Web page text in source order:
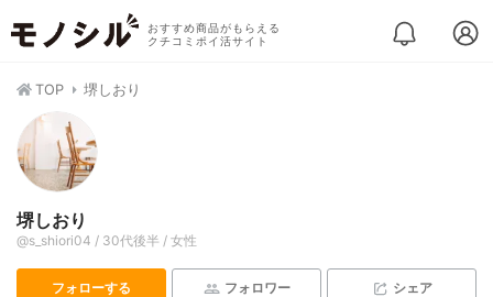
おすすめ商品がもらえる
クチコミポイ活サイト
TOP 堺しおり
堺しおり
@s_shiori04 / 30代後半 / 女性
フォローする フォロワー シェア